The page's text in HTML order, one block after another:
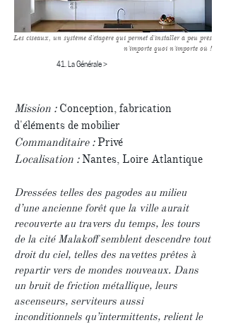
Les ciseaux, un système d'étagère qui permet d'installer à peu près
n'importe quoi n'importe où !
41. La Générale >
Mission : Conception, fabrication
d'éléments de mobilier
Commanditaire :Privé
Localisation :Nantes, Loire Atlantique
Dressées telles des pagodes au milieu
d’une ancienne forêt que la ville aurait
recouverte au travers du temps, les tours
de la cité Malakoff semblent descendre tout
droit du ciel, telles des navettes prêtes à
repartir vers de mondes nouveaux. Dans
un bruit de friction métallique, leurs
ascenseurs, serviteurs aussi
inconditionnels qu’intermittents, relient le